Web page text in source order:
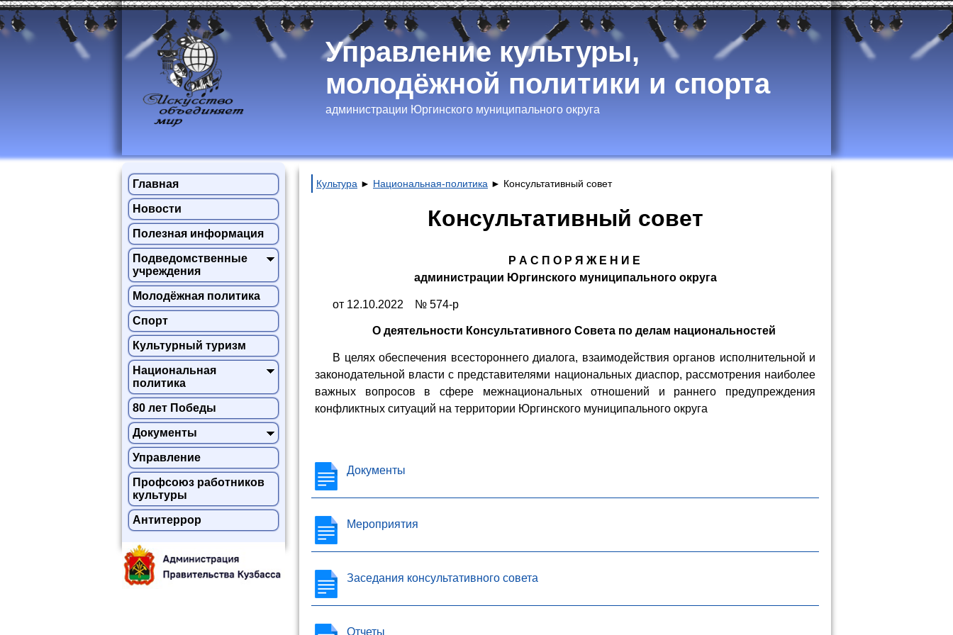
Управление культуры,
молодёжной политики и спорта
администрации Юргинского муниципального округа
Главная
Новости
Полезная информация
Подведомственные
учреждения
Молодёжная политика
Спорт
Культурный туризм
Национальная
политика
80 лет Победы
Документы
Управление
Профсоюз работников
культуры
Антитеррор
Культура ► Национальная-политика ► Консультативный совет
Консультативный совет
Р А С П О Р Я Ж Е Н И Е
администрации Юргинского муниципального округа
от 12.10.2022 № 574-р
О деятельности Консультативного Совета по делам национальностей
В целях обеспечения всестороннего диалога, взаимодействия органов исполнительной и
законодательной власти с представителями национальных диаспор, рассмотрения наиболее
важных вопросов в сфере межнациональных отношений и раннего предупреждения
конфликтных ситуаций на территории Юргинского муниципального округа
Документы
Мероприятия
Заседания консультативного совета
Отчеты